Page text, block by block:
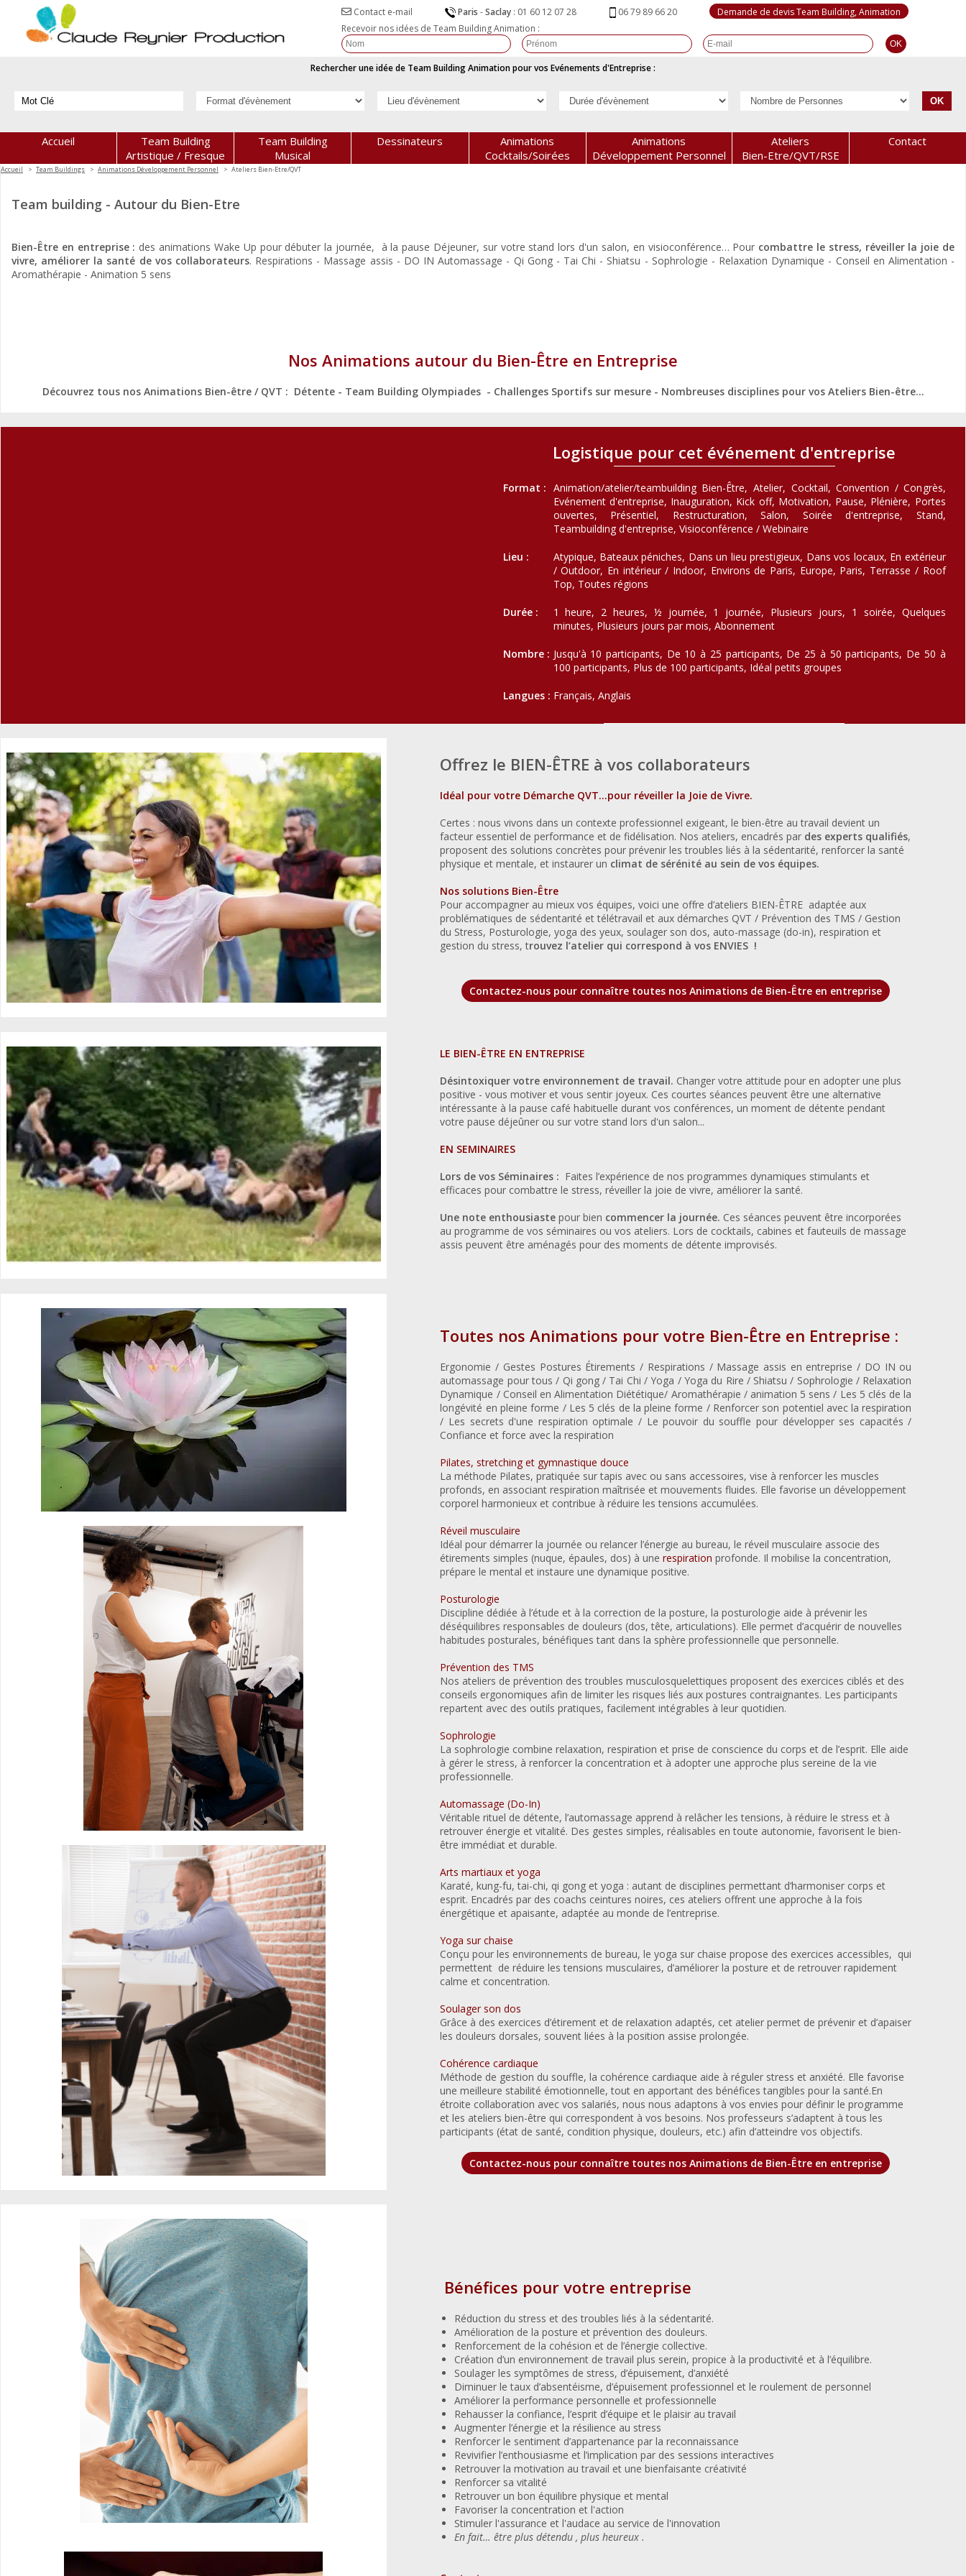
Contact e-mail Paris -Saclay : 01 60 12 07 28 06 79 89 66 20
Demande de devis Team Building, Animation
Recevoir nos idées de Team Building Animation :
Rechercher une idée de Team Building Animation pour vos Evénements d'Entreprise :
Accueil
Team Building
Artistique / Fresque
Team Building
Musical
Dessinateurs
Animations
Cocktails/Soirées
Animations
Développement Personnel
Ateliers
Bien-Etre/QVT/RSE
Contact
Accueil Team Buildings Animations Développement Personnel Ateliers Bien-Etre/QVT
Team building - Autour du Bien-Etre
Bien-Être en entreprise : des animations Wake Up pour débuter la journée, à la pause Déjeuner, sur votre stand lors d'un salon, en visioconférence… Pour combattre le stress, réveiller la joie de
vivre, améliorer la santé de vos collaborateurs. Respirations - Massage assis - DO IN Automassage - Qi Gong - Tai Chi - Shiatsu - Sophrologie - Relaxation Dynamique - Conseil en Alimentation -
Aromathérapie - Animation 5 sens
Nos Animations autour du Bien-Être en Entreprise
Découvrez tous nos Animations Bien-être / QVT : Détente - Team Building Olympiades - Challenges Sportifs sur mesure - Nombreuses disciplines pour vos Ateliers Bien-être...
Logistique pour cet événement d'entreprise
Format : Animation/atelier/teambuilding Bien-Être, Atelier, Cocktail, Convention / Congrès,
Evénement d'entreprise, Inauguration, Kick off, Motivation, Pause, Plénière, Portes
ouvertes, Présentiel, Restructuration, Salon, Soirée d'entreprise, Stand,
Teambuilding d'entreprise, Visioconférence / Webinaire
Lieu :
Atypique, Bateaux péniches, Dans un lieu prestigieux, Dans vos locaux, En extérieur
/ Outdoor, En intérieur / Indoor, Environs de Paris, Europe, Paris, Terrasse / Roof
Top, Toutes régions
Durée :
1 heure, 2 heures, ½ journée, 1 journée, Plusieurs jours, 1 soirée, Quelques
minutes, Plusieurs jours par mois, Abonnement
Nombre : Jusqu'à 10 participants, De 10 à 25 participants, De 25 à 50 participants, De 50 à
100 participants, Plus de 100 participants, Idéal petits groupes
Langues : Français, Anglais
Offrez le BIEN-ÊTRE à vos collaborateurs
Idéal pour votre Démarche QVT...pour réveiller la Joie de Vivre.
Certes : nous vivons dans un contexte professionnel exigeant, le bien-être au travail devient un
facteur essentiel de performance et de fidélisation. Nos ateliers, encadrés par des experts qualifiés,
proposent des solutions concrètes pour prévenir les troubles liés à la sédentarité, renforcer la santé
physique et mentale, et instaurer un climat de sérénité au sein de vos équipes.
Nos solutions Bien-Être
Pour accompagner au mieux vos équipes, voici une offre d’ateliers BIEN-ÊTRE adaptée aux
problématiques de sédentarité et télétravail et aux démarches QVT / Prévention des TMS / Gestion
du Stress, Posturologie, yoga des yeux, soulager son dos, auto-massage (do-in), respiration et
gestion du stress, trouvez l’atelier qui correspond à vos ENVIES !
Contactez-nous pour connaître toutes nos Animations de Bien-Être en entreprise
LE BIEN-ÊTRE EN ENTREPRISE
Désintoxiquer votre environnement de travail. Changer votre attitude pour en adopter une plus
positive - vous motiver et vous sentir joyeux. Ces courtes séances peuvent être une alternative
intéressante à la pause café habituelle durant vos conférences, un moment de détente pendant
votre pause déjeûner ou sur votre stand lors d'un salon...
EN SEMINAIRES
Lors de vos Séminaires : Faites l’expérience de nos programmes dynamiques stimulants et
efficaces pour combattre le stress, réveiller la joie de vivre, améliorer la santé.
Une note enthousiaste pour bien commencer la journée. Ces séances peuvent être incorporées
au programme de vos séminaires ou vos ateliers. Lors de cocktails, cabines et fauteuils de massage
assis peuvent être aménagés pour des moments de détente improvisés.
Toutes nos Animations pour votre Bien-Être en Entreprise :
Ergonomie / Gestes Postures Étirements / Respirations / Massage assis en entreprise / DO IN ou
automassage pour tous / Qi gong / Tai Chi / Yoga / Yoga du Rire / Shiatsu / Sophrologie / Relaxation
Dynamique / Conseil en Alimentation Diététique/ Aromathérapie / animation 5 sens / Les 5 clés de la
longévité en pleine forme / Les 5 clés de la pleine forme / Renforcer son potentiel avec la respiration
/ Les secrets d'une respiration optimale / Le pouvoir du souffle pour développer ses capacités /
Confiance et force avec la respiration
Pilates, stretching et gymnastique douce
La méthode Pilates, pratiquée sur tapis avec ou sans accessoires, vise à renforcer les muscles
profonds, en associant respiration maîtrisée et mouvements fluides. Elle favorise un développement
corporel harmonieux et contribue à réduire les tensions accumulées.
Réveil musculaire
Idéal pour démarrer la journée ou relancer l’énergie au bureau, le réveil musculaire associe des
étirements simples (nuque, épaules, dos) à unerespiration profonde. Il mobilise la concentration,
prépare le mental et instaure une dynamique positive.
Posturologie
Discipline dédiée à l’étude et à la correction de la posture, la posturologie aide à prévenir les
déséquilibres responsables de douleurs (dos, tête, articulations). Elle permet d’acquérir de nouvelles
habitudes posturales, bénéfiques tant dans la sphère professionnelle que personnelle.
Prévention des TMS
Nos ateliers de prévention des troubles musculosquelettiques proposent des exercices ciblés et des
conseils ergonomiques afin de limiter les risques liés aux postures contraignantes. Les participants
repartent avec des outils pratiques, facilement intégrables à leur quotidien.
Sophrologie
La sophrologie combine relaxation, respiration et prise de conscience du corps et de l’esprit. Elle aide
à gérer le stress, à renforcer la concentration et à adopter une approche plus sereine de la vie
professionnelle.
Automassage (Do-In)
Véritable rituel de détente, l’automassage apprend à relâcher les tensions, à réduire le stress et à
retrouver énergie et vitalité. Des gestes simples, réalisables en toute autonomie, favorisent le bien-
être immédiat et durable.
Arts martiaux et yoga
Karaté, kung-fu, tai-chi, qi gong et yoga : autant de disciplines permettant d’harmoniser corps et
esprit. Encadrés par des coachs ceintures noires, ces ateliers offrent une approche à la fois
énergétique et apaisante, adaptée au monde de l’entreprise.
Yoga sur chaise
Conçu pour les environnements de bureau, le yoga sur chaise propose des exercices accessibles, qui
permettent de réduire les tensions musculaires, d’améliorer la posture et de retrouver rapidement
calme et concentration.
Soulager son dos
Grâce à des exercices d’étirement et de relaxation adaptés, cet atelier permet de prévenir et d’apaiser
les douleurs dorsales, souvent liées à la position assise prolongée.
Cohérence cardiaque
Méthode de gestion du souffle, la cohérence cardiaque aide à réguler stress et anxiété. Elle favorise
une meilleure stabilité émotionnelle, tout en apportant des bénéfices tangibles pour la santé.En
étroite collaboration avec vos salariés, nous nous adaptons à vos envies pour définir le programme
et les ateliers bien-être qui correspondent à vos besoins. Nos professeurs s’adaptent à tous les
participants (état de santé, condition physique, douleurs, etc.) afin d’atteindre vos objectifs.
Contactez-nous pour connaître toutes nos Animations de Bien-Être en entreprise
Bénéfices pour votre entreprise
Réduction du stress et des troubles liés à la sédentarité.
Amélioration de la posture et prévention des douleurs.
Renforcement de la cohésion et de l’énergie collective.
Création d’un environnement de travail plus serein, propice à la productivité et à l’équilibre.
Soulager les symptômes de stress, d’épuisement, d’anxiété
Diminuer le taux d’absentéisme, d’épuisement professionnel et le roulement de personnel
Améliorer la performance personnelle et professionnelle
Rehausser la confiance, l’esprit d’équipe et le plaisir au travail
Augmenter l’énergie et la résilience au stress
Renforcer le sentiment d’appartenance par la reconnaissance
Revivifier l’enthousiasme et l’implication par des sessions interactives
Retrouver la motivation au travail et une bienfaisante créativité
Renforcer sa vitalité
Retrouver un bon équilibre physique et mental
Favoriser la concentration et l'action
Stimuler l'assurance et l'audace au service de l'innovation
En fait… être plus détendu , plus heureux .